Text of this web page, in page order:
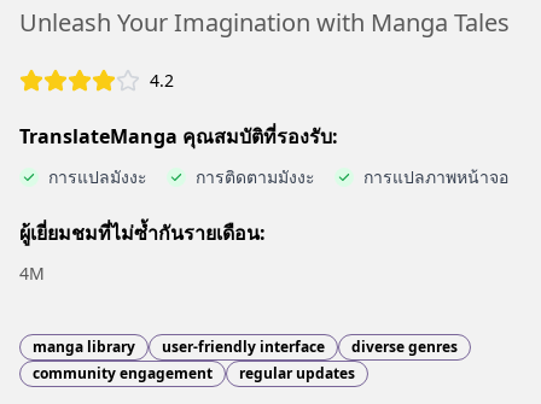
Unleash Your Imagination with Manga Tales
4.2
TranslateManga คุณสมบัติที่รองรับ:
การแปลมังงะ การติดตามมังงะ การแปลภาพหน้าจอ
ผู้เยี่ยมชมที่ไม่ซ้ำกันรายเดือน:
4M
manga library user-friendly interface
diverse genres
community engagement
regular updates